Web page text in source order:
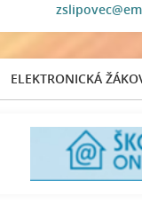
ELEKTRONICKÁ